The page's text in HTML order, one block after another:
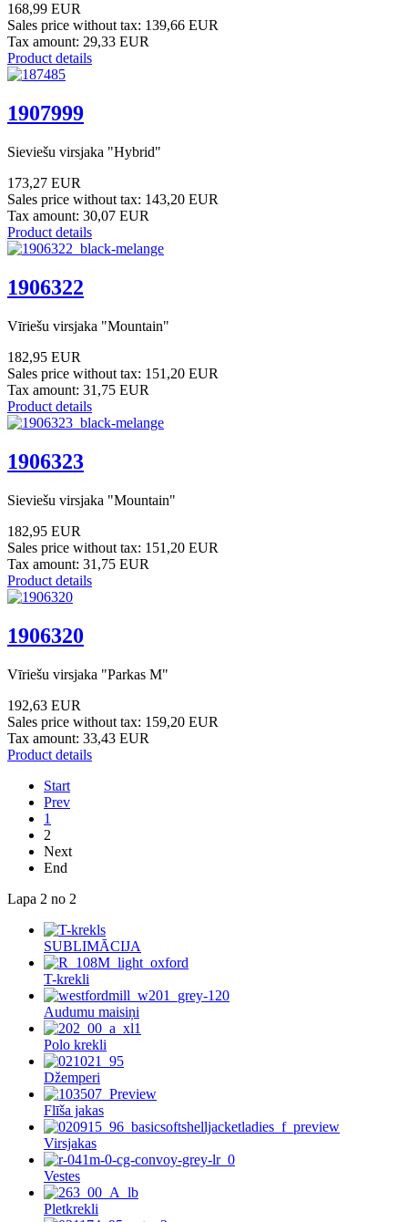
168,99 EUR
Sales price without tax: 139,66 EUR
Tax amount: 29,33 EUR
Product details
1907999
Sieviešu virsjaka "Hybrid"
173,27 EUR
Sales price without tax: 143,20 EUR
Tax amount: 30,07 EUR
Product details
1906322
Vīriešu virsjaka "Mountain"
182,95 EUR
Sales price without tax: 151,20 EUR
Tax amount: 31,75 EUR
Product details
1906323
Sieviešu virsjaka "Mountain"
182,95 EUR
Sales price without tax: 151,20 EUR
Tax amount: 31,75 EUR
Product details
1906320
Vīriešu virsjaka "Parkas M"
192,63 EUR
Sales price without tax: 159,20 EUR
Tax amount: 33,43 EUR
Product details
Start
Prev
1
2
Next
End
Lapa 2 no 2
SUBLIMĀCIJA
T-krekli
Audumu maisiņi
Polo krekli
Džemperi
Flīša jakas
Virsjakas
Vestes
Pletkrekli